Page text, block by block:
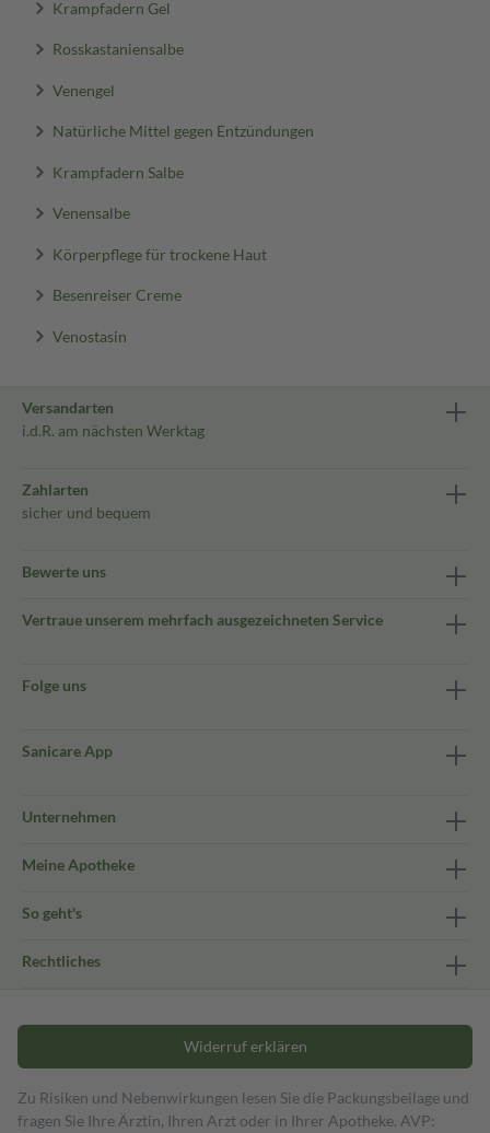
Krampfadern Gel
Rosskastaniensalbe
Venengel
Natürliche Mittel gegen Entzündungen
Krampfadern Salbe
Venensalbe
Körperpflege für trockene Haut
Besenreiser Creme
Venostasin
Versandarten
i.d.R. am nächsten Werktag
Zahlarten
sicher und bequem
Bewerte uns
Vertraue unserem mehrfach ausgezeichneten Service
Folge uns
Sanicare App
Unternehmen
Meine Apotheke
So geht's
Rechtliches
Widerruf erklären
Zu Risiken und Nebenwirkungen lesen Sie die Packungsbeilage und
fragen Sie Ihre Ärztin, Ihren Arzt oder in Ihrer Apotheke. AVP: